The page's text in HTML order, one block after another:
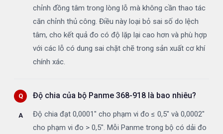
chỉnh đồng tâm trong lòng lỗ mà không cần thao tác
căn chỉnh thủ công. Điều này loại bỏ sai số do lệch
tâm, cho kết quả đo có độ lặp lại cao hơn và phù hợp
với các lỗ có dung sai chặt chẽ trong sản xuất cơ khí
chính xác.
Độ chia của bộ Panme 368-918 là bao nhiêu?
Độ chia đạt 0,0001" cho phạm vi đo ≤ 0,5" và 0,0002"
cho phạm vi đo > 0,5". Mỗi Panme trong bộ có dải đo